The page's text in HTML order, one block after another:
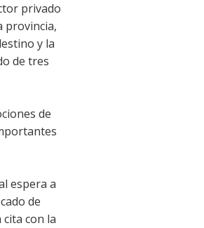
privado
provincia,
y la
de tres
de
espera a
de
con la